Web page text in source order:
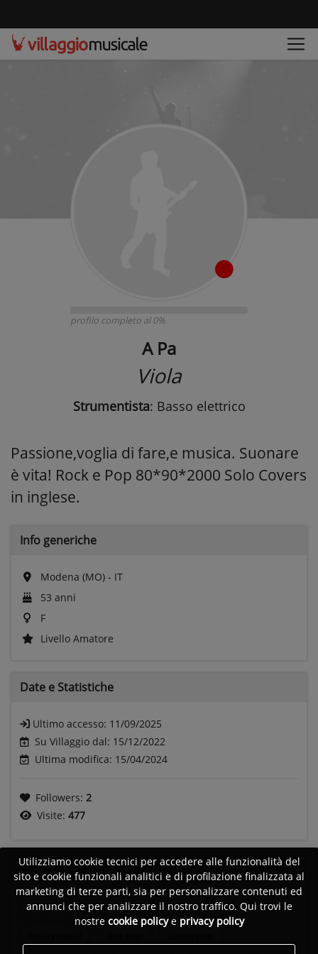
profilo completo al 0%
A Pa
Viola
Strumentista: Basso elettrico
Passione,voglia di fare,e musica. Suonare
è vita! Rock e Pop 80*90*2000 Solo Covers
in inglese.
Info generiche
Modena (MO) - IT
53 anni
F
Livello Amatore
Date e Statistiche
Ultimo accesso: 11/09/2025
Su Villaggio dal: 15/12/2022
Ultima modifica: 15/04/2024
Followers: 2
Visite: 477
Generi
Pop rock Rock anni 80 Rock anni 90
Utilizziamo cookie tecnici per accedere alle funzionalità del
sito e cookie funzionali analitici e di profilazione finalizzata al
marketing di terze parti, sia per personalizzare contenuti ed
annunci che per analizzare il nostro traffico. Qui trovi le
nostre cookie policye privacy policy